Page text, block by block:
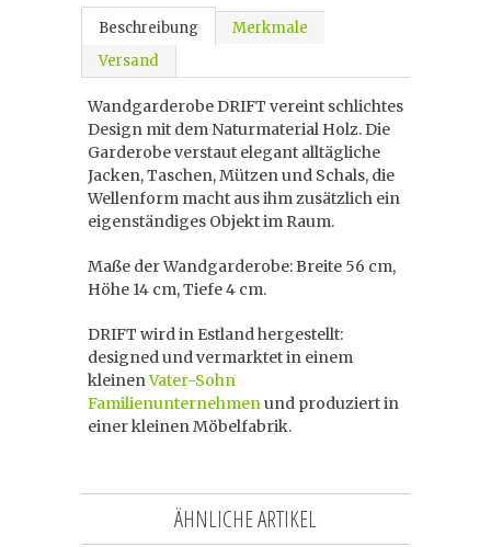
Beschreibung
Merkmale
Versand
Wandgarderobe DRIFT vereint schlichtes
Design mit dem Naturmaterial Holz. Die
Garderobe verstaut elegant alltägliche
Jacken, Taschen, Mützen und Schals, die
Wellenform macht aus ihm zusätzlich ein
eigenständiges Objekt im Raum.
Maße der Wandgarderobe: Breite 56 cm,
Höhe 14 cm, Tiefe 4 cm.
DRIFT wird in Estland hergestellt:
designed und vermarktet in einem
kleinenVater-Sohn
Familienunternehmenund produziert in
einer kleinen Möbelfabrik.
ÄHNLICHE ARTIKEL